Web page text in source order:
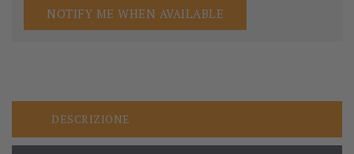
NOTIFY ME WHEN AVAILABLE
DESCRIZIONE